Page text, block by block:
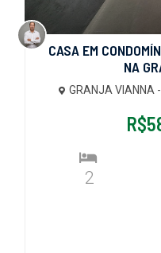
CASA EM
NA
GRANJA VIANNA
2